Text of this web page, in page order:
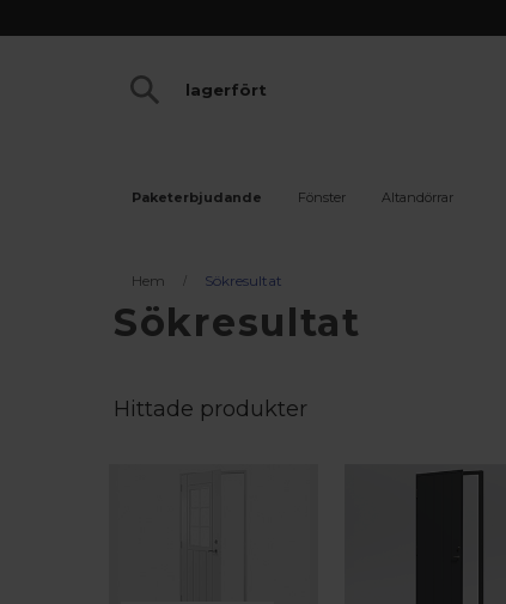
Paketerbjudande Fönster Altandörrar
Hem Sökresultat
Sökresultat
Hittade produkter